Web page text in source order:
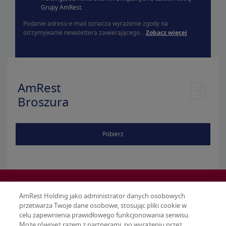
Grupy AmRest.
Podanie adresu e-mail oznacza wyrażenie zgody na
otrzymywanie newslettera zawierającego... Zobacz więcej
AmRest
Broszura
Pobierz
AmRest Holding jako administrator danych osobowych
przetwarza Twoje dane osobowe, stosując pliki cookie w
celu zapewnienia prawidłowego funkcjonowania serwisu.